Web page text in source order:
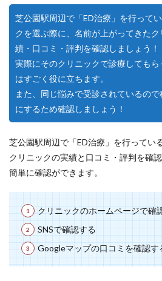
芝公園駅周辺で「ED治療」を行って
クを選ぶ際に、名前が上がってきた
績・口コミ・評判を確認しましょう！
実際にそのクリニックで診療してもら
はすごく役に立ちます。
また、同じ悩みで受診されているの
にするため確認しましょう！
芝公園駅周辺で「ED治療」を行ってい
クリニックの実績と口コミ・評判を確
簡単に確認ができます。
クリニックのホームページで確
SNSで確認する
Googleマップの口コミを確認す